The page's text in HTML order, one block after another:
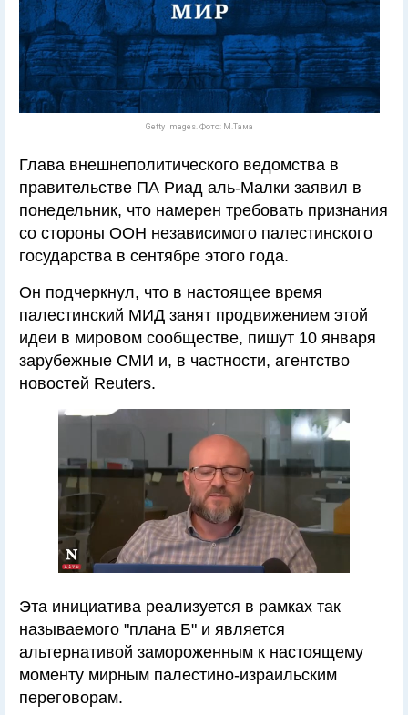
Getty Images. Фото: М.Тама
Глава внешнеполитического ведомства в
правительстве ПА Риад аль-Малки заявил в
понедельник, что намерен требовать признания
со стороны ООН независимого палестинского
государства в сентябре этого года.
Он подчеркнул, что в настоящее время
палестинский МИД занят продвижением этой
идеи в мировом сообществе, пишут 10 января
зарубежные СМИ и, в частности, агентство
новостей Reuters.
Эта инициатива реализуется в рамках так
называемого "плана Б" и является
альтернативой замороженным к настоящему
моменту мирным палестино-израильским
переговорам.